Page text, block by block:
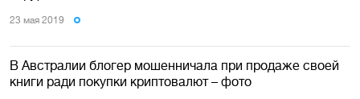
23 мая 2019
В Австралии блогер мошенничала при продаже своей
книги ради покупки криптовалют – фото